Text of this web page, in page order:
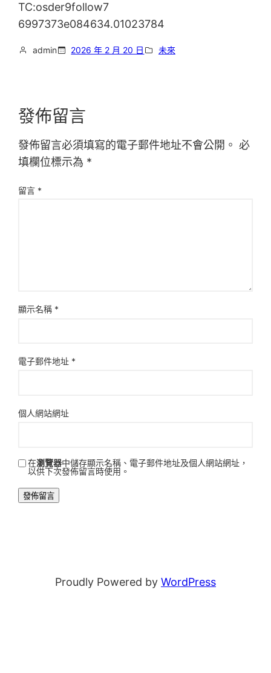
TC:osder9follow7
6997373e084634.01023784
admin 2026 年 2 月 20 日 未來
發佈留言
發佈留言必須填寫的電子郵件地址不會公開。 必
填欄位標示為 *
留言 *
顯示名稱 *
電子郵件地址 *
個人網站網址
在瀏覽器中儲存顯示名稱、電子郵件地址及個人網站網址，
以供下次發佈留言時使用。
Proudly Powered by WordPress